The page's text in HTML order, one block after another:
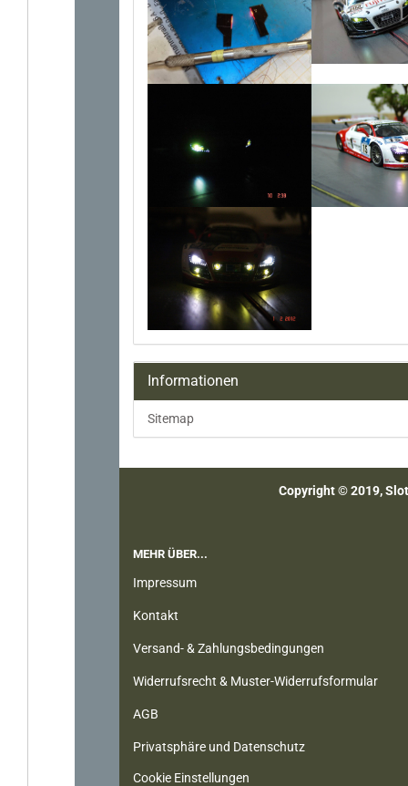
Informationen
Sitemap
Copyright © 2019,
MEHR ÜBER...
Impressum
Kontakt
Versand- & Zahlungsbedingungen
Widerrufsrecht & Muster-Widerrufsformular
AGB
Privatsphäre und Datenschutz
Cookie Einstellungen